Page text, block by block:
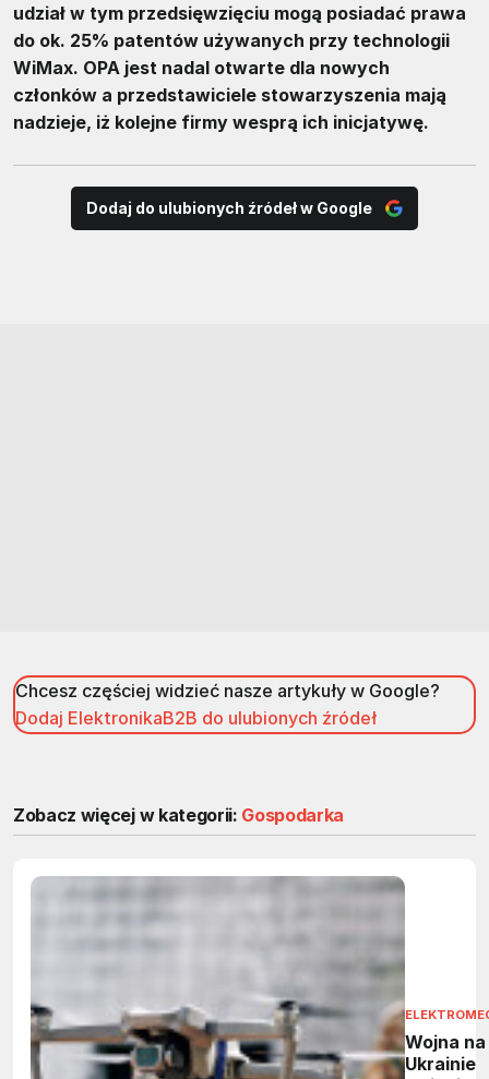
udział w tym przedsięwzięciu mogą posiadać prawa
do ok. 25% patentów używanych przy technologii
WiMax. OPA jest nadal otwarte dla nowych
członków a przedstawiciele stowarzyszenia mają
nadzieje, iż kolejne firmy wesprą ich inicjatywę.
Dodaj do ulubionych źródeł w Google
Chcesz częściej widzieć nasze artykuły w Google?
Dodaj ElektronikaB2B do ulubionych źródeł
Zobacz więcej w kategorii: Gospodarka
Wojna na
Ukrainie